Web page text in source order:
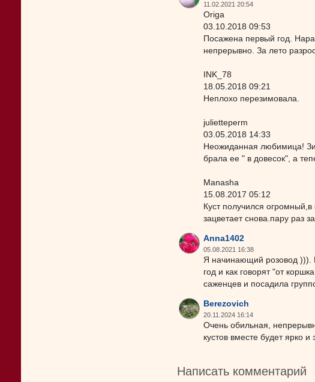
11.02.2021 20:54
Origa
03.10.2018 09:53
Посажена первый год.
непрерывно. За лето
INK_78
18.05.2018 09:21
Неплохо перезимовала.
julietteperm
03.05.2018 14:33
Неожиданная любимица!
брала ее " в довесок", а
Manasha
15.08.2017 05:12
Куст получился
зацветает снова.пару раз
Anna1402
05.08.2021 16:38
Я начинающий розовод ))).
год и как говорят "от
саженцев и посадила
Berezovich
20.11.2024 16:14
Очень обильная,
кустов вместе будет ярко
Написать комментарий